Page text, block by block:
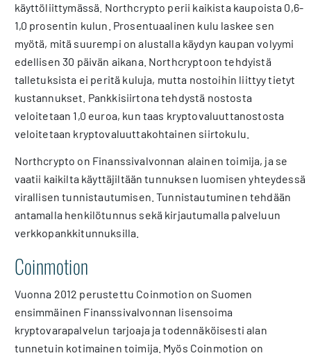
käyttöliittymässä. Northcrypto perii kaikista kaupoista 0,6-
1,0 prosentin kulun. Prosentuaalinen kulu laskee sen
myötä, mitä suurempi on alustalla käydyn kaupan volyymi
edellisen 30 päivän aikana. Northcryptoon tehdyistä
talletuksista ei peritä kuluja, mutta nostoihin liittyy tietyt
kustannukset. Pankkisiirtona tehdystä nostosta
veloitetaan 1,0 euroa, kun taas kryptovaluuttanostosta
veloitetaan kryptovaluuttakohtainen siirtokulu.
Northcrypto on Finanssivalvonnan alainen toimija, ja se
vaatii kaikilta käyttäjiltään tunnuksen luomisen yhteydessä
virallisen tunnistautumisen. Tunnistautuminen tehdään
antamalla henkilötunnus sekä kirjautumalla palveluun
verkkopankkitunnuksilla.
Coinmotion
Vuonna 2012 perustettu Coinmotion on Suomen
ensimmäinen Finanssivalvonnan lisensoima
kryptovarapalvelun tarjoaja ja todennäköisesti alan
tunnetuin kotimainen toimija. Myös Coinmotion on